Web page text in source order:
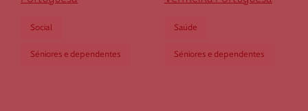
dgeres@cruzvermelha.org.pt
253 391 660
Social
Séniores e dependentes
Saúde
Séniores e dependentes